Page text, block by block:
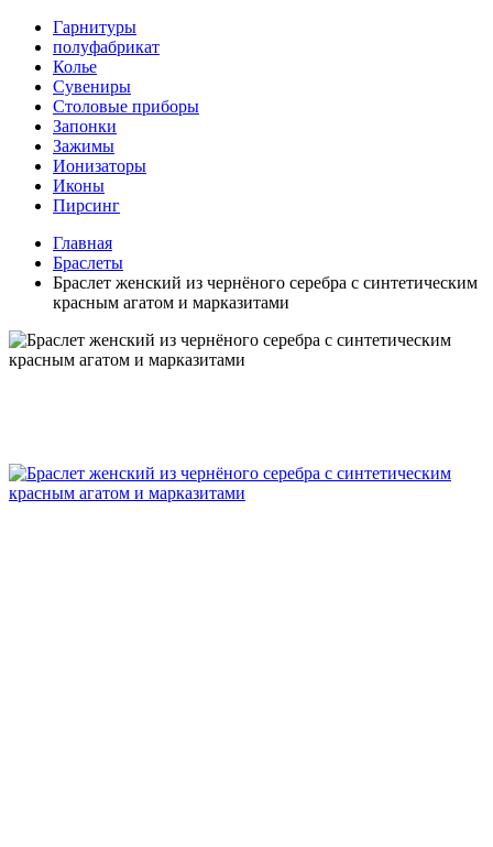
Гарнитуры
полуфабрикат
Колье
Сувениры
Столовые приборы
Запонки
Зажимы
Ионизаторы
Иконы
Пирсинг
Главная
Браслеты
Браслет женский из чернёного серебра с синтетическим
красным агатом и марказитами